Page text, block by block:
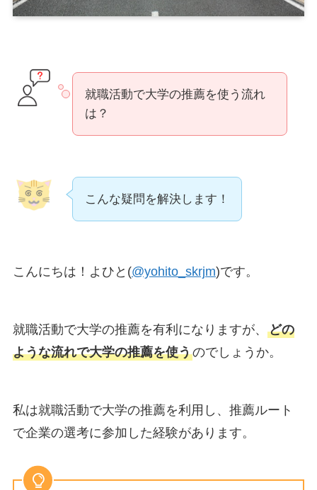
就職活動で大学の推薦を使う流れ
は？
こんな疑問を解決します！
こんにちは！よひと(@yohito_skrjm)です。
就職活動で大学の推薦を有利になりますが、 どの
ような流れで大学の推薦を使うのでしょうか。
私は就職活動で大学の推薦を利用し、推薦ルート
で企業の選考に参加した経験があります。